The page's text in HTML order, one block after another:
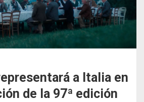
a Italia en
de la 97ª edición